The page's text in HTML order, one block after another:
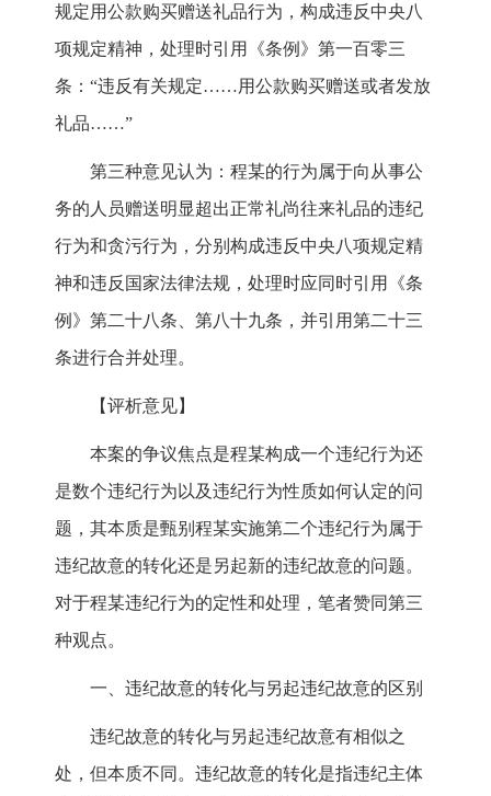
规定用公款购买赠送礼品行为，构成违反中央八
项规定精神，处理时引用《条例》第一百零三
条：“违反有关规定……用公款购买赠送或者发放
礼品……”
第三种意见认为：程某的行为属于向从事公
务的人员赠送明显超出正常礼尚往来礼品的违纪
行为和贪污行为，分别构成违反中央八项规定精
神和违反国家法律法规，处理时应同时引用《条
例》第二十八条、第八十九条，并引用第二十三
条进行合并处理。
【评析意见】
本案的争议焦点是程某构成一个违纪行为还
是数个违纪行为以及违纪行为性质如何认定的问
题，其本质是甄别程某实施第二个违纪行为属于
违纪故意的转化还是另起新的违纪故意的问题。
对于程某违纪行为的定性和处理，笔者赞同第三
种观点。
一、违纪故意的转化与另起违纪故意的区别
违纪故意的转化与另起违纪故意有相似之
处，但本质不同。违纪故意的转化是指违纪主体